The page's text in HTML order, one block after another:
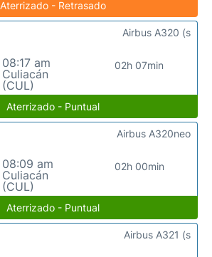
Aterrizado - Retrasado
08:17 am
Culiacán
(CUL)
02h 07min
Airbus A320 (s
Aterrizado - Puntual
08:09 am
Culiacán
(CUL)
02h 00min
Airbus A320neo
Aterrizado - Puntual
Airbus A321 (s